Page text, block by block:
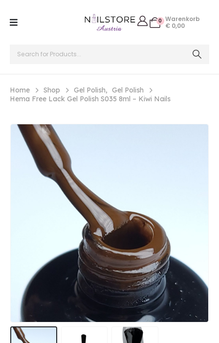
0 Warenkorb
€ 0,00
Home Shop Gel Polish, Gel Polish
Hema Free Lack Gel Polish S035 8ml – Kiwi Nails